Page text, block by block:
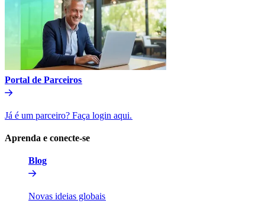
Portal de Parceiros​​
Já é um parceiro? Faça login aqui.​​
Aprenda e conecte-se​​
Blog​​
Novas ideias globais​​